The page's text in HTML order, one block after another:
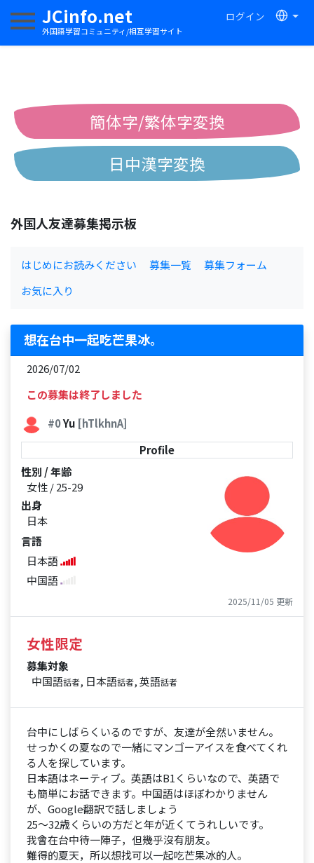
JCinfo.net
外国語学習コミュニティ/相互学習サイト
ログイン
ナビゲーションを切り替える
簡体字/繁体字変換
日中漢字変換
外国人友達募集掲示板
はじめにお読みください 募集一覧
募集フォーム
お気に入り
想在台中一起吃芒果冰。
2026/07/02
この募集は終了しました
#0Yu [hTlkhnA]
Profile
性別 / 年齢
女性 / 25-29
出身
日本
言語
日本語
中国語
2025/11/05 更新
女性限定
募集対象
中国語話者, 日本語話者, 英語話者
台中にしばらくいるのですが、友達が全然いません。
せっかくの夏なので一緒にマンゴーアイスを食べてくれ
る人を探しています。
日本語はネーティブ。英語はB1くらいなので、英語で
も簡単にお話できます。中国語はほぼわかりません
が、Google翻訳で話しましょう
25～32歳くらいの方だと年が近くてうれしいです。
我會在台中待一陣子，但幾乎沒有朋友。
難得的夏天，所以想找可以一起吃芒果冰的人。